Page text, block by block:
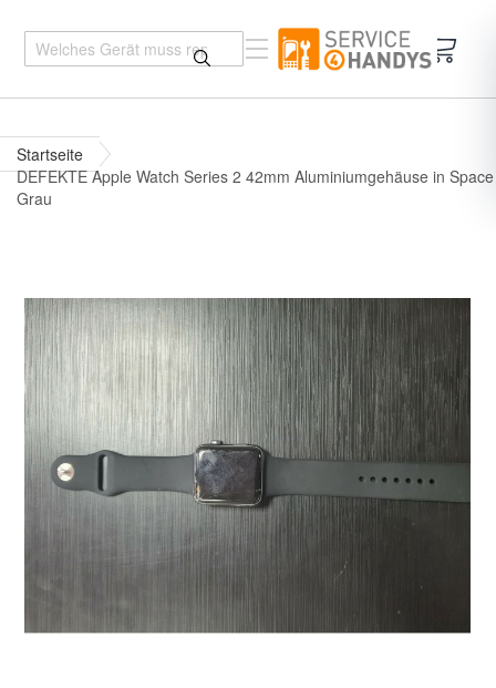
Startseite
DEFEKTE Apple Watch Series 2 42mm Aluminiumgehäuse in Space
Grau